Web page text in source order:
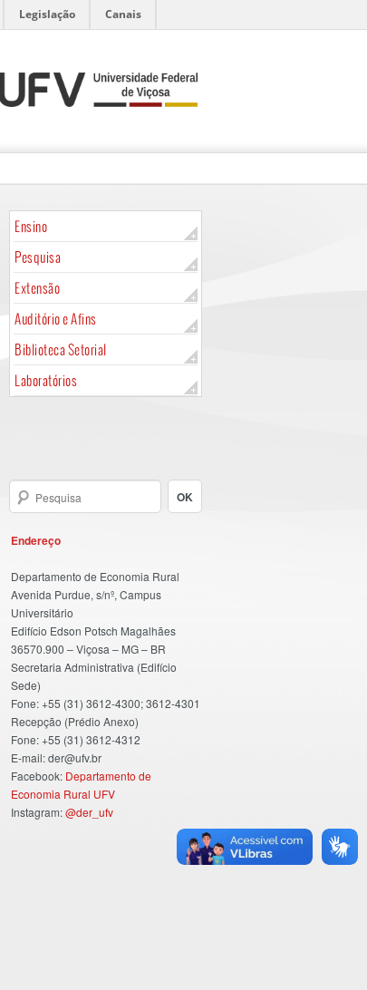
Legislação Canais
Ensino
Pesquisa
Extensão
Auditório e Afins
Biblioteca Setorial
Laboratórios
Endereço
Departamento de Economia Rural
Avenida Purdue, s/nº, Campus
Universitário
Edifício Edson Potsch Magalhães
36570.900 – Viçosa – MG – BR
Secretaria Administrativa (Edifício
Sede)
Fone: +55 (31) 3612-4300; 3612-4301
Recepção (Prédio Anexo)
Fone: +55 (31) 3612-4312
E-mail: der@ufv.br
Facebook: Departamento de
Economia Rural UFV
Instagram:@der_ufv